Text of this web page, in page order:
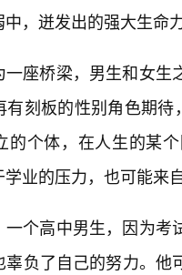
，迸发出的强大生命
一座桥梁，男生和女
刻板的性别角色期
的个体，在人生的某
业的压力，也可能来
一个高中男生，因为考
辜负了自己的努力。